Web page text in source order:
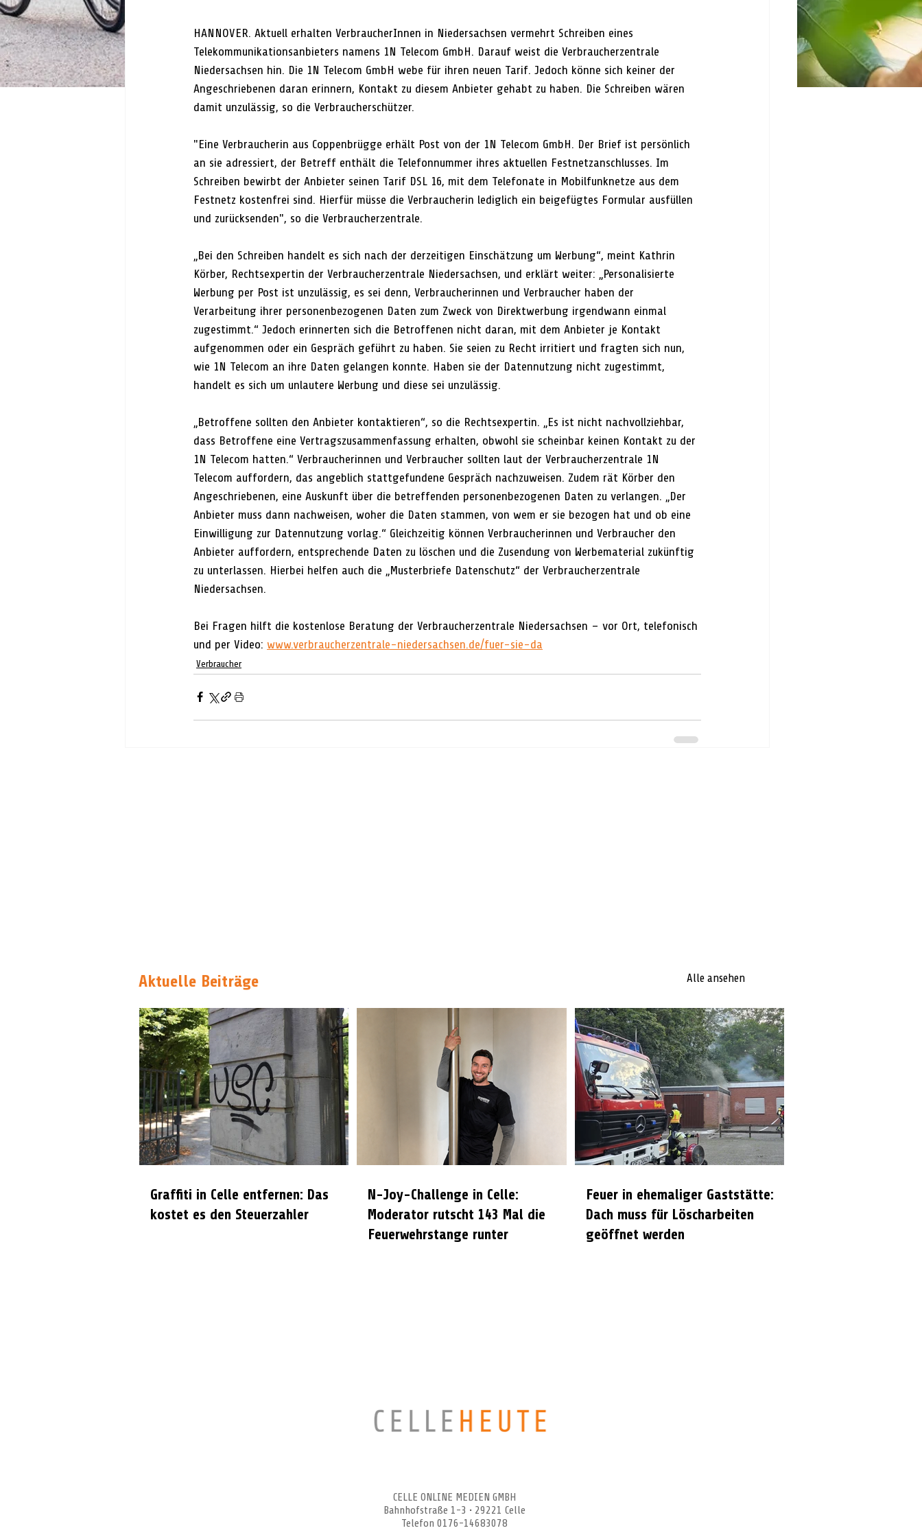
HANNOVER. Aktuell erhalten VerbraucherInnen in Niedersachsen vermehrt Schreiben eines
Telekommunikationsanbieters namens 1N Telecom GmbH. Darauf weist die Verbraucherzentrale
Niedersachsen hin. Die 1N Telecom GmbH webe für ihren neuen Tarif. Jedoch könne sich keiner der
Angeschriebenen daran erinnern, Kontakt zu diesem Anbieter gehabt zu haben. Die Schreiben wären
damit unzulässig, so die Verbraucherschützer.
"Eine Verbraucherin aus Coppenbrügge erhält Post von der 1N Telecom GmbH. Der Brief ist persönlich
an sie adressiert, der Betreff enthält die Telefonnummer ihres aktuellen Festnetzanschlusses. Im
Schreiben bewirbt der Anbieter seinen Tarif DSL 16, mit dem Telefonate in Mobilfunknetze aus dem
Festnetz kostenfrei sind. Hierfür müsse die Verbraucherin lediglich ein beigefügtes Formular ausfüllen
und zurücksenden", so die Verbraucherzentrale.
„Bei den Schreiben handelt es sich nach der derzeitigen Einschätzung um Werbung“, meint Kathrin
Körber, Rechtsexpertin der Verbraucherzentrale Niedersachsen, und erklärt weiter: „Personalisierte
Werbung per Post ist unzulässig, es sei denn, Verbraucherinnen und Verbraucher haben der
Verarbeitung ihrer personenbezogenen Daten zum Zweck von Direktwerbung irgendwann einmal
zugestimmt.“ Jedoch erinnerten sich die Betroffenen nicht daran, mit dem Anbieter je Kontakt
aufgenommen oder ein Gespräch geführt zu haben. Sie seien zu Recht irritiert und fragten sich nun,
wie 1N Telecom an ihre Daten gelangen konnte. Haben sie der Datennutzung nicht zugestimmt,
handelt es sich um unlautere Werbung und diese sei unzulässig.
„Betroffene sollten den Anbieter kontaktieren“, so die Rechtsexpertin. „Es ist nicht nachvollziehbar,
dass Betroffene eine Vertragszusammenfassung erhalten, obwohl sie scheinbar keinen Kontakt zu der
1N Telecom hatten.“ Verbraucherinnen und Verbraucher sollten laut der Verbraucherzentrale 1N
Telecom auffordern, das angeblich stattgefundene Gespräch nachzuweisen. Zudem rät Körber den
Angeschriebenen, eine Auskunft über die betreffenden personenbezogenen Daten zu verlangen. „Der
Anbieter muss dann nachweisen, woher die Daten stammen, von wem er sie bezogen hat und ob eine
Einwilligung zur Datennutzung vorlag.“ Gleichzeitig können Verbraucherinnen und Verbraucher den
Anbieter auffordern, entsprechende Daten zu löschen und die Zusendung von Werbematerial zukünftig
zu unterlassen. Hierbei helfen auch die „Musterbriefe Datenschutz“ der Verbraucherzentrale
Niedersachsen.
Bei Fragen hilft die kostenlose Beratung der Verbraucherzentrale Niedersachsen – vor Ort, telefonisch
und per Video: www.verbraucherzentrale-niedersachsen.de/fuer-sie-da
Verbraucher
Aktuelle Beiträge Alle ansehen
Graffiti in Celle entfernen: Das
kostet es den Steuerzahler
N-Joy-Challenge in Celle:
Moderator rutscht 143 Mal die
Feuerwehrstange runter
Feuer in ehemaliger Gaststätte:
Dach muss für Löscharbeiten
geöffnet werden
CELLE ONLINE MEDIEN GMBH
Bahnhofstraße 1-3 • 29221 Celle
Telefon 0176-14683078